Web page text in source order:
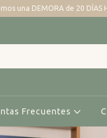
una DEMORA de 20 DÍAS
Frecuentes